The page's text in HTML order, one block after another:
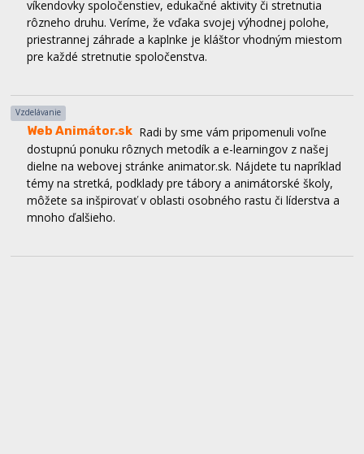
priestrannej záhrade a kaplnke je kláštor vhodným miestom
pre každé stretnutie spoločenstva.
Web Animátor.sk
dostupnú ponuku rôznych metodík a e-learningov z našej
dielne na webovej stránke animator.sk. Nájdete tu napríklad
témy na stretká, podklady pre tábory a animátorské školy,
môžete sa inšpirovať v oblasti osobného rastu či líderstva a
mnoho ďalšieho.